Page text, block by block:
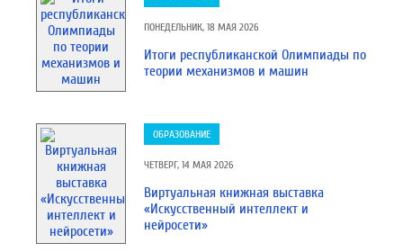
ПОНЕДЕЛЬНИК, 18 МАЯ 2026
Итоги республиканской Олимпиады по
теории механизмов и машин
ОБРАЗОВАНИЕ
ЧЕТВЕРГ, 14 МАЯ 2026
Виртуальная книжная выставка
«Искусственный интеллект и
нейросети»